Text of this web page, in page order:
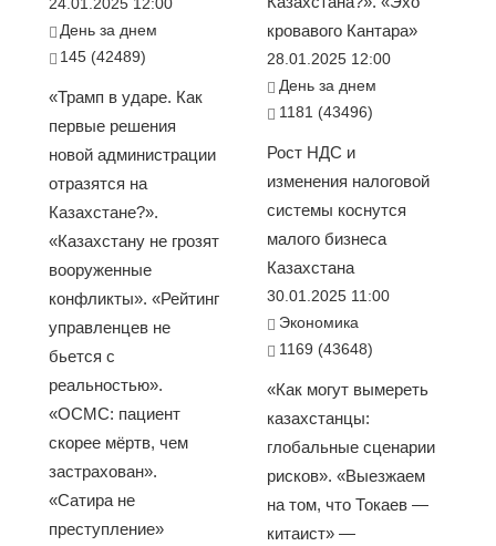
День за днем
145 (42489)
«Трамп в ударе. Как
первые решения
новой администрации
отразятся на
Казахстане?».
«Казахстану не грозят
вооруженные
конфликты». «Рейтинг
управленцев не
бьется с
реальностью».
«ОСМС: пациент
скорее мёртв, чем
застрахован».
«Сатира не
преступление»
кровавого Кантара»
28.01.2025 12:00
День за днем
1181 (43496)
Рост НДС и
изменения налоговой
системы коснутся
малого бизнеса
Казахстана
30.01.2025 11:00
Экономика
1169 (43648)
«Как могут вымереть
казахстанцы:
глобальные сценарии
рисков». «Выезжаем
на том, что Токаев —
китаист» —